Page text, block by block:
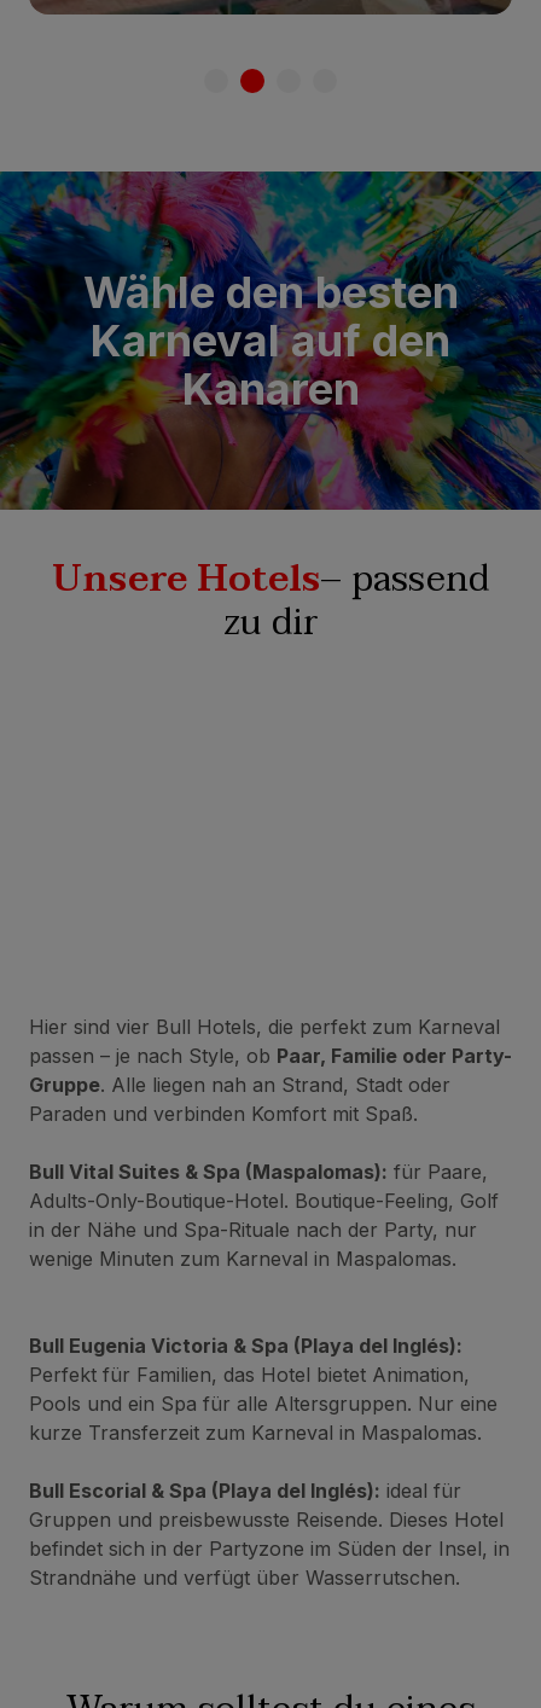
Wähle den besten
Karneval auf den
Kanaren
Unsere Hotels– passend
zu dir
Hier sind vier Bull Hotels, die perfekt zum Karneval
passen – je nach Style, ob Paar, Familie oder Party-
Gruppe. Alle liegen nah an Strand, Stadt oder
Paraden und verbinden Komfort mit Spaß.
Bull Vital Suites & Spa (Maspalomas): für Paare,
Adults-Only-Boutique-Hotel. Boutique-Feeling, Golf
in der Nähe und Spa-Rituale nach der Party, nur
wenige Minuten zum Karneval in Maspalomas.
Bull Eugenia Victoria & Spa (Playa del Inglés):
Perfekt für Familien, das Hotel bietet Animation,
Pools und ein Spa für alle Altersgruppen. Nur eine
kurze Transferzeit zum Karneval in Maspalomas.
Bull Escorial & Spa (Playa del Inglés): ideal für
Gruppen und preisbewusste Reisende. Dieses Hotel
befindet sich in der Partyzone im Süden der Insel, in
Strandnähe und verfügt über Wasserrutschen.